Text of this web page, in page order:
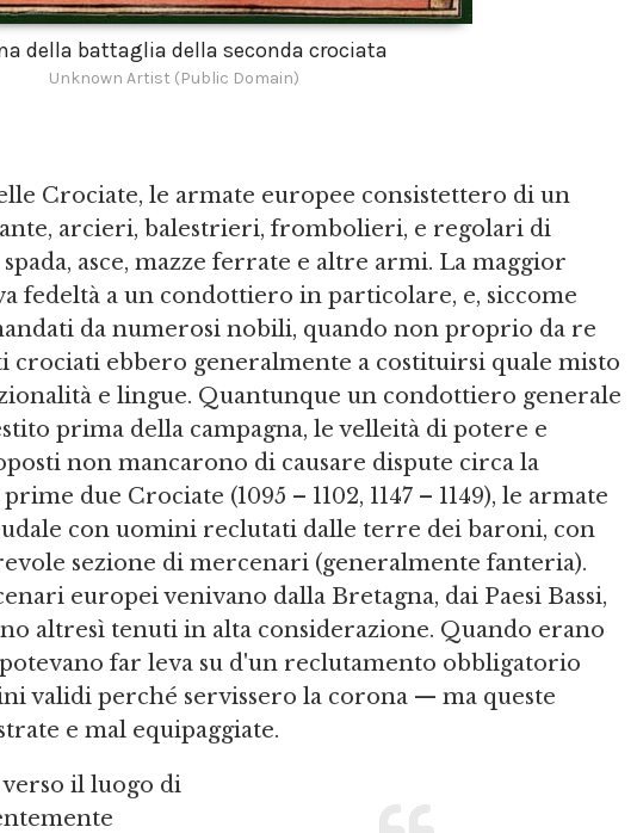
della battaglia della seconda crociata
Unknown Artist (Public Domain)
Crociate, le armate europee consistettero di un
arcieri, balestrieri, frombolieri, e regolari di
asce, mazze ferrate e altre armi. La maggior
fedeltà a un condottiero in particolare, e, siccome
da numerosi nobili, quando non proprio da re
crociati ebbero generalmente a costituirsi quale misto
e lingue. Quantunque un condottiero generale
prima della campagna, le velleità di potere e
non mancarono di causare dispute circa la
due Crociate (1095 – 1102, 1147 – 1149), le armate
con uomini reclutati dalle terre dei baroni, con
sezione di mercenari (generalmente fanteria).
europei venivano dalla Bretagna, dai Paesi Bassi,
altresì tenuti in alta considerazione. Quando erano
far leva su d'un reclutamento obbligatorio
validi perché servissero la corona — ma queste
e mal equipaggiate.
il luogo di